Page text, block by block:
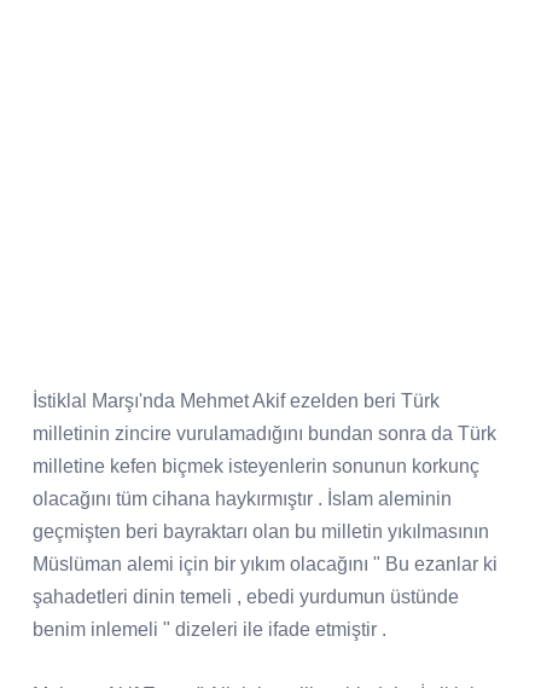
İstiklal Marşı'nda Mehmet Akif ezelden beri Türk
milletinin zincire vurulamadığını bundan sonra da Türk
milletine kefen biçmek isteyenlerin sonunun korkunç
olacağını tüm cihana haykırmıştır . İslam aleminin
geçmişten beri bayraktarı olan bu milletin yıkılmasının
Müslüman alemi için bir yıkım olacağını " Bu ezanlar ki
şahadetleri dinin temeli , ebedi yurdumun üstünde
benim inlemeli " dizeleri ile ifade etmiştir .